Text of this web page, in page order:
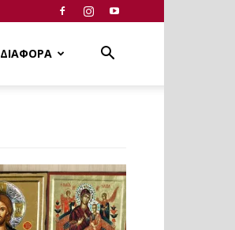
ΔΙΑΦΟΡΑ